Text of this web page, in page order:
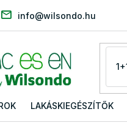
info@wilsondo.hu
LAKÁSKIEGÉSZÍTŐK